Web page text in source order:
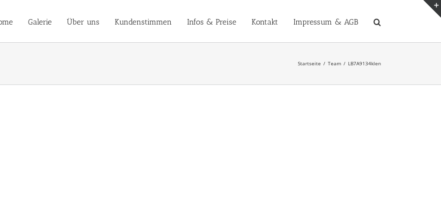
Galerie Über uns Kundenstimmen Infos & Preise Kontakt Impressum & AGB
Startseite Team LB7A9134klen